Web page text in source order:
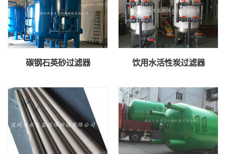
碳钢石英砂过滤器 饮用水活性炭过滤器